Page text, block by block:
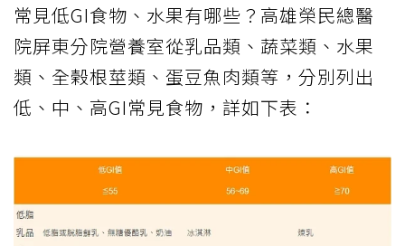
常見低GI食物、水果有哪些？高雄榮民總醫
院屏東分院營養室從乳品類、蔬菜類、水果
類、全榖根莖類、蛋豆魚肉類等，分別列出
低、中、高GI常見食物，詳如下表：